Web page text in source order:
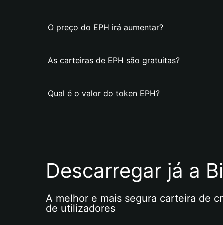
O preço do EPH irá aumentar?
As carteiras de EPH são gratuitas?
Qual é o valor do token EPH?
Descarregar já a
A melhor e mais segura carteira de
de utilizadores